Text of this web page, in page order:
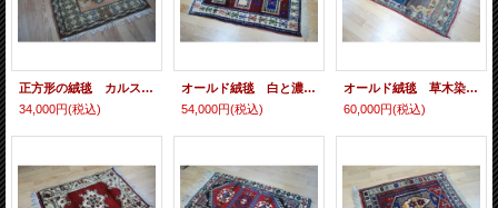
正方形の絨毯 カルスの主張しない色遣いでどこにでも合わせられます 94×91cm
34,000円(税込)
オールド絨毯 白と濃赤と濃紺のベーシックな色遣い 120×90cm
54,000円(税込)
オールド絨毯 草木染めと人工染料の差がわかるアブラジュが面白い 150×80cm
60,000円(税込)